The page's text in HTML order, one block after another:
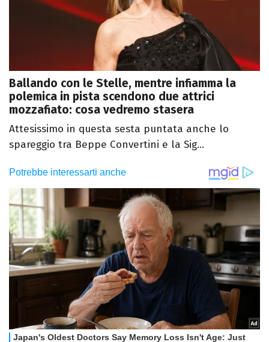
Ballando con le Stelle, mentre infiamma la
polemica in pista scendono due attrici
mozzafiato: cosa vedremo stasera
Attesissimo in questa sesta puntata anche lo
spareggio tra Beppe Convertini e la Sig...